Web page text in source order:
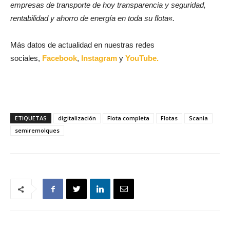
empresas de transporte de hoy transparencia y seguridad,
rentabilidad y ahorro de energía en toda su flota«.
Más datos de actualidad en nuestras redes
sociales, Facebook, Instagram y YouTube.
ETIQUETAS digitalización Flota completa Flotas
Scania
semiremolques